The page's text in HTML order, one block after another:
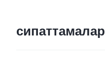
сипаттамалар